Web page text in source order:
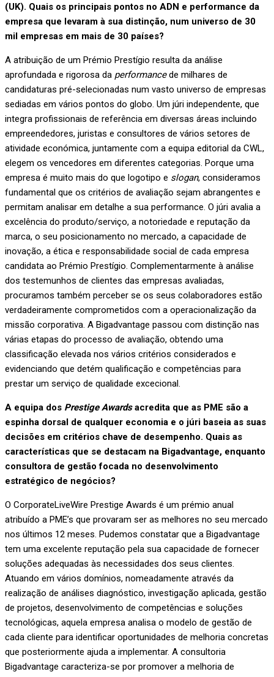
(UK). Quais os principais pontos no ADN e performance da
empresa que levaram à sua distinção, num universo de 30
mil empresas em mais de 30 países?
A atribuição de um Prémio Prestígio resulta da análise
aprofundada e rigorosa da performancede milhares de
candidaturas pré-selecionadas num vasto universo de empresas
sediadas em vários pontos do globo. Um júri independente, que
integra profissionais de referência em diversas áreas incluindo
empreendedores, juristas e consultores de vários setores de
atividade económica, juntamente com a equipa editorial da CWL,
elegem os vencedores em diferentes categorias. Porque uma
empresa é muito mais do que logotipo e slogan, consideramos
fundamental que os critérios de avaliação sejam abrangentes e
permitam analisar em detalhe a sua performance. O júri avalia a
excelência do produto/serviço, a notoriedade e reputação da
marca, o seu posicionamento no mercado, a capacidade de
inovação, a ética e responsabilidade social de cada empresa
candidata ao Prémio Prestígio. Complementarmente à análise
dos testemunhos de clientes das empresas avaliadas,
procuramos também perceber se os seus colaboradores estão
verdadeiramente comprometidos com a operacionalização da
missão corporativa. A Bigadvantage passou com distinção nas
várias etapas do processo de avaliação, obtendo uma
classificação elevada nos vários critérios considerados e
evidenciando que detém qualificação e competências para
prestar um serviço de qualidade excecional.
A equipa dos Prestige Awardsacredita que as PME são a
espinha dorsal de qualquer economia e o júri baseia as suas
decisões em critérios chave de desempenho. Quais as
características que se destacam na Bigadvantage, enquanto
consultora de gestão focada no desenvolvimento
estratégico de negócios?
O CorporateLiveWire Prestige Awards é um prémio anual
atribuído a PME’s que provaram ser as melhores no seu mercado
nos últimos 12 meses. Pudemos constatar que a Bigadvantage
tem uma excelente reputação pela sua capacidade de fornecer
soluções adequadas às necessidades dos seus clientes.
Atuando em vários domínios, nomeadamente através da
realização de análises diagnóstico, investigação aplicada, gestão
de projetos, desenvolvimento de competências e soluções
tecnológicas, aquela empresa analisa o modelo de gestão de
cada cliente para identificar oportunidades de melhoria concretas
que posteriormente ajuda a implementar. A consultoria
Bigadvantage caracteriza-se por promover a melhoria de